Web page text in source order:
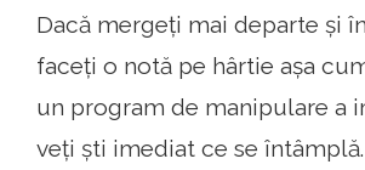
Dacă mergeți mai departe și
faceți o notă pe hârtie așa
un program de manipulare a
veți ști imediat ce se